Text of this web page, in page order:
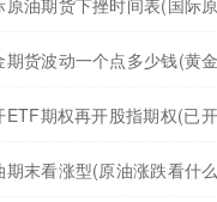
原油期货下挫时间表(国际
期末看涨型(原油涨跌看什